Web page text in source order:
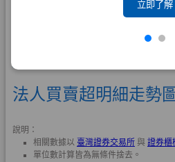
立即了解